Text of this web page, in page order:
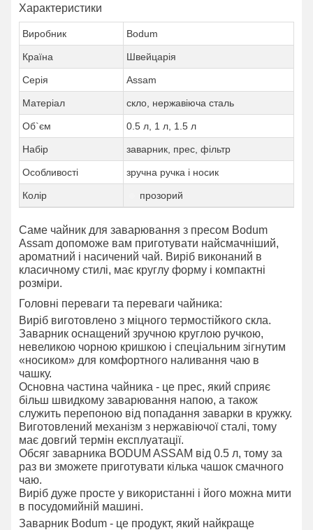
Характеристики
Виробник Bodum
Країна Швейцарія
Серія Assam
Матеріал скло, нержавіюча сталь
Об`єм 0.5 л, 1 л, 1.5 л
Набір заварник, прес, фільтр
Особливості зручна ручка і носик
Колір прозорий
Саме чайник для заварювання з пресом Bodum
Assam допоможе вам приготувати найсмачніший,
ароматний і насичений чай. Виріб виконаний в
класичному стилі, має круглу форму і компактні
розміри.
Головні переваги та переваги чайника:
Виріб виготовлено з міцного термостійкого скла.
Заварник оснащений зручною круглою ручкою,
невеликою чорною кришкою і спеціальним зігнутим
«носиком» для комфортного наливання чаю в
чашку.
Основна частина чайника - це прес, який сприяє
більш швидкому заварювання напою, а також
служить перепоною від попадання заварки в кружку.
Виготовлений механізм з нержавіючої сталі, тому
має довгий термін експлуатації.
Обсяг заварника BODUM ASSAM від 0.5 л, тому за
раз ви зможете приготувати кілька чашок смачного
чаю.
Виріб дуже просте у використанні і його можна мити
в посудомийній машині.
Заварник Bodum - це продукт, який найкраще